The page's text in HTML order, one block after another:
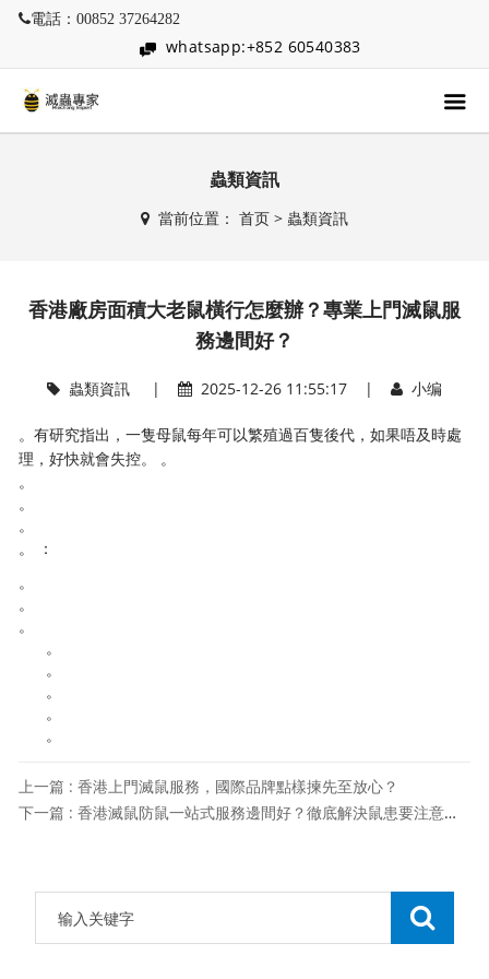
電話：00852 37264282
whatsapp:+852 60540383
蟲類資訊
當前位置： 首页> 蟲類資訊
香港廠房面積大老鼠橫行怎麼辦？專業上門滅鼠服
務邊間好？
蟲類資訊| 2025-12-26 11:55:17 | 小编
。有研究指出，一隻母鼠每年可以繁殖過百隻後代，如果唔及時處
理，好快就會失控。 。
。
。
。
。 ：
。
。
。
。
。
。
。
。
上一篇 : 香港上門滅鼠服務，國際品牌點樣揀先至放心？
下一篇 : 香港滅鼠防鼠一站式服務邊間好？徹底解決鼠患要注意啲乜嘢？